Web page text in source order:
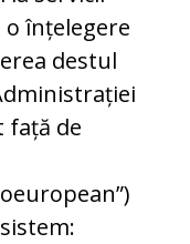
o înțelegere
destul
față de